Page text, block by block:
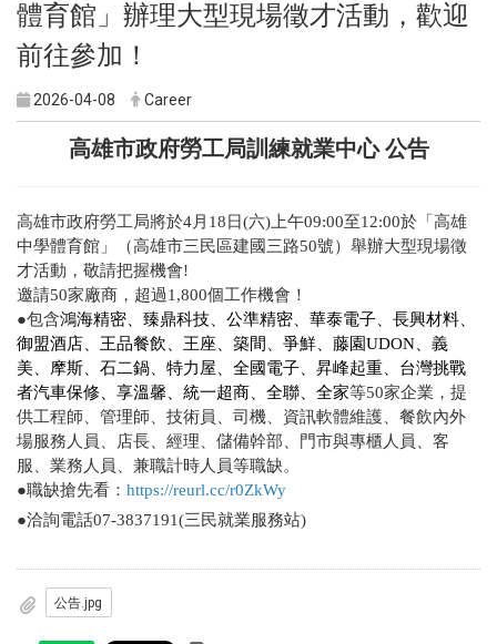
體育館」辦理大型現場徵才活動，歡迎
前往參加！
2026-04-08 Career
高雄市政府勞工局訓練就業中心 公告
高雄市政府勞工局將於4月18日(六)上午09:00至12:00於「高雄
中學體育館」（高雄市三民區建國三路50號）舉辦大型現場徵
才活動，敬請把握機會!
邀請50家廠商，超過1,800個工作機會！
●包含鴻海精密、臻鼎科技、公準精密、華泰電子、 長興材料、
御盟酒店
王品餐飲、王座、築間、爭鮮、藤園UDON、義
美、摩斯、石二鍋、特力屋、全國電子、昇峰起重、台灣挑戰
者汽車保修、享溫馨、統一超商、全聯、全家等50家企業，提
供工程師、管理師、技術員、司機、資訊軟體維護、餐飲內外
場服務人員、店長、經理、儲備幹部、門市與專櫃人員、客
服、業務人員、兼職計時人員等職缺。
●職缺搶先看： https://reurl.cc/r0ZkWy
●洽詢電話07-3837191(三民就業服務站)
公告.jpg